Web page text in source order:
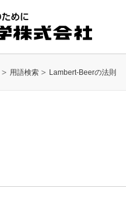
用語検索 Lambert-Beerの法則